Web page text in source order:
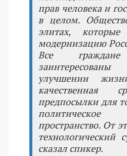
прав человека и
в целом.
элитах,
модернизацию
Все
улучшении
качественная
предпосылки для
пространство. От
технологический
сказал спикер.